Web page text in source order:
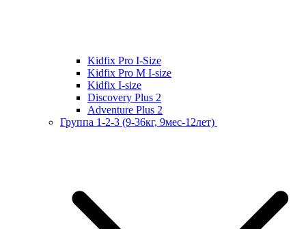
Kidfix Pro I-Size
Kidfix Pro M I-size
Kidfix I-size
Discovery Plus 2
Adventure Plus 2
Группа 1-2-3 (9-36кг, 9мес-12лет)